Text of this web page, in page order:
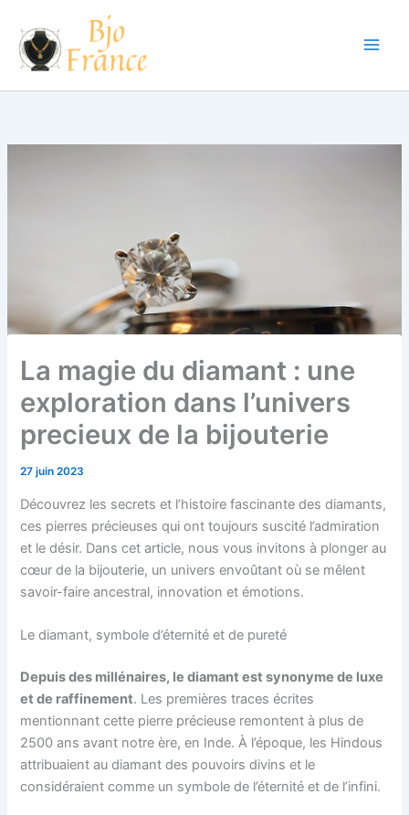
contenu
La magie du diamant : une
exploration dans l’univers
precieux de la bijouterie
27 juin 2023
Découvrez les secrets et l’histoire fascinante des diamants,
ces pierres précieuses qui ont toujours suscité l’admiration
et le désir. Dans cet article, nous vous invitons à plonger au
cœur de la bijouterie, un univers envoûtant où se mêlent
savoir-faire ancestral, innovation et émotions.
Le diamant, symbole d’éternité et de pureté
Depuis des millénaires, le diamant est synonyme de luxe
et de raffinement. Les premières traces écrites
mentionnant cette pierre précieuse remontent à plus de
2500 ans avant notre ère, en Inde. À l’époque, les Hindous
attribuaient au diamant des pouvoirs divins et le
considéraient comme un symbole de l’éternité et de l’infini.